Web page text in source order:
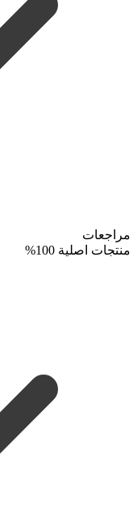
مراجعات
منتجات اصلية 100%